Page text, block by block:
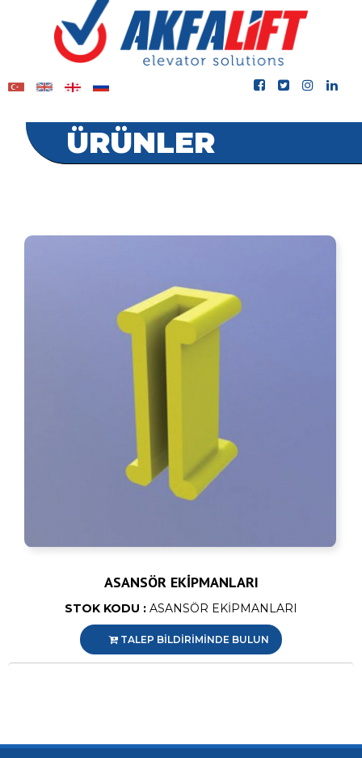
ÜRÜNLER
ASANSÖR EKİPMANLARI
STOK KODU : ASANSÖR EKİPMANLARI
TALEP BİLDİRİMİNDE BULUN